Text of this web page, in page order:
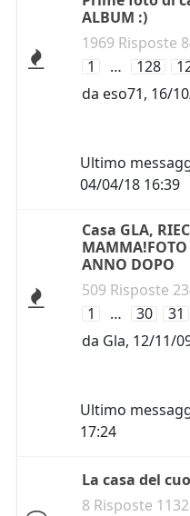
ALBUM :)
1969 Risposte
1
… 128
da eso71, 16/
Ultimo
04/04/18 16:39
Casa GLA,
ANNO DOPO
509 Risposte
1
… 30 31
da Gla, 12/11/
Ultimo
17:24
La casa del
8 Risposte